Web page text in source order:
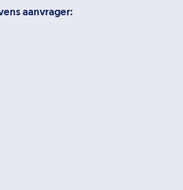
aanvrager: